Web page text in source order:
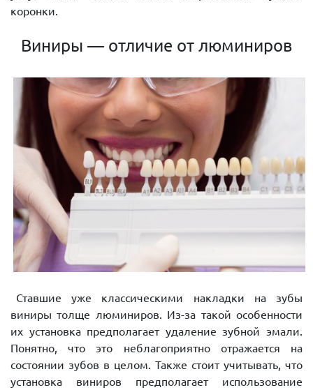
коронки.
Виниры — отличие от люминиров
Ставшие уже классическими накладки на зубы
виниры толще люминиров. Из-за такой особенности
их установка предполагает удаление зубной эмали.
Понятно, что это неблагоприятно отражается на
состоянии зубов в целом. Также стоит учитывать, что
установка виниров предполагает использование